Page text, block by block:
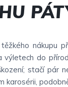
těžkého nákupu
výletech do
stačí pár
karosérii,